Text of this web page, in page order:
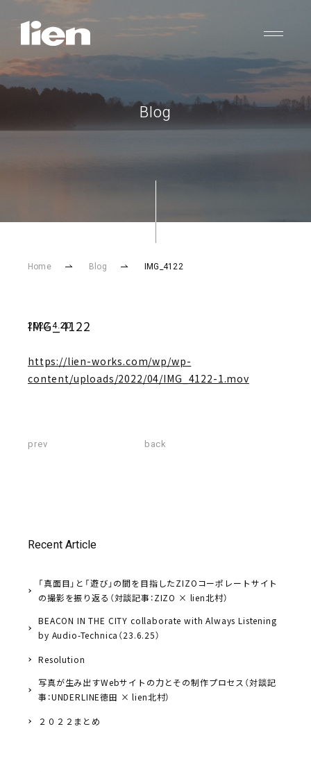
Blog
Home Blog IMG_4122
2022.4.20
IMG_4122
https://lien-works.com/wp/wp-
content/uploads/2022/04/IMG_4122-1.mov
prev back
Recent Article
「真面目」と「遊び」の間を目指したZIZOコーポレートサイト
の撮影を振り返る（対談記事：ZIZO × lien北村）
BEACON IN THE CITY collaborate with Always Listening
by Audio-Technica（23.6.25）
Resolution
写真が生み出すWebサイトの力とその制作プロセス（対談記
事：UNDERLINE徳田 × lien北村）
２０２２まとめ